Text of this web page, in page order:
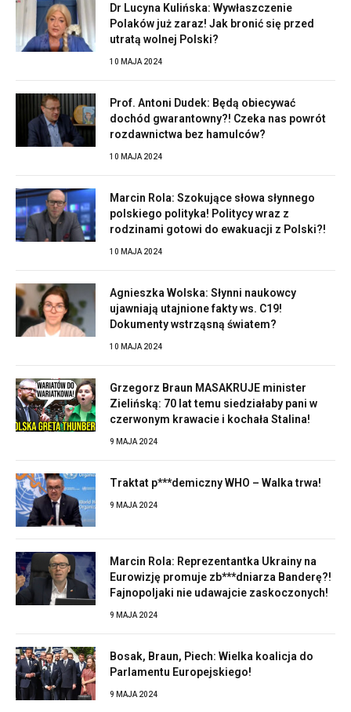
Dr Lucyna Kulińska: Wywłaszczenie
Polaków już zaraz! Jak bronić się przed
utratą wolnej Polski?
10 MAJA 2024
Prof. Antoni Dudek: Będą obiecywać
dochód gwarantowny?! Czeka nas powrót
rozdawnictwa bez hamulców?
10 MAJA 2024
Marcin Rola: Szokujące słowa słynnego
polskiego polityka! Politycy wraz z
rodzinami gotowi do ewakuacji z Polski?!
10 MAJA 2024
Agnieszka Wolska: Słynni naukowcy
ujawniają utajnione fakty ws. C19!
Dokumenty wstrząsną światem?
10 MAJA 2024
Grzegorz Braun MASAKRUJE minister
Zielińską: 70 lat temu siedziałaby pani w
czerwonym krawacie i kochała Stalina!
9 MAJA 2024
Traktat p***demiczny WHO – Walka trwa!
9 MAJA 2024
Marcin Rola: Reprezentantka Ukrainy na
Eurowizję promuje zb***dniarza Banderę?!
Fajnopoljaki nie udawajcie zaskoczonych!
9 MAJA 2024
Bosak, Braun, Piech: Wielka koalicja do
Parlamentu Europejskiego!
9 MAJA 2024